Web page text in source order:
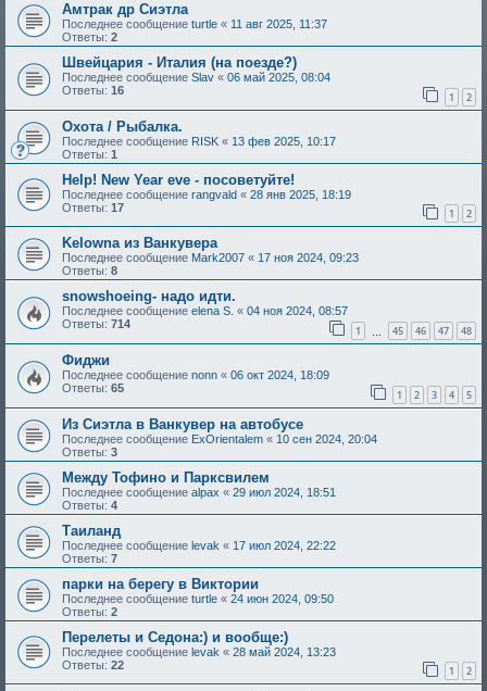
Амтрак др Сиэтла
Последнее сообщение turtle « 11 авг 2025, 11:37
Ответы: 2
Швейцария - Италия (на поезде?)
Последнее сообщение Slav « 06 май 2025, 08:04
Ответы: 16 1 2
Охота / Рыбалка.
Последнее сообщение RISK « 13 фев 2025, 10:17
Ответы: 1
Help! New Year eve - посоветуйте!
Последнее сообщение rangvald « 28 янв 2025, 18:19
Ответы: 17 1 2
Kelowna из Ванкувера
Последнее сообщение Mark2007 « 17 ноя 2024, 09:23
Ответы: 8
snowshoeing- надо идти.
Последнее сообщение elena S. « 04 ноя 2024, 08:57
Ответы: 714 1 45 46 47 48
Фиджи
Последнее сообщение nonn « 06 окт 2024, 18:09
Ответы: 65 1 2 3 4 5
Из Сиэтла в Ванкувер на автобусе
Последнее сообщение ExOrientalem « 10 сен 2024, 20:04
Ответы: 3
Между Тофино и Парксвилем
Последнее сообщение alpax « 29 июл 2024, 18:51
Ответы: 4
Таиланд
Последнее сообщение levak « 17 июл 2024, 22:22
Ответы: 7
парки на берегу в Виктории
Последнее сообщение turtle « 24 июн 2024, 09:50
Ответы: 2
Перелеты и Седона:) и вообще:)
Последнее сообщение levak « 28 май 2024, 13:23
Ответы: 22 1 2